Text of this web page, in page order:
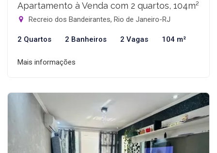
Apartamento à Venda com 2 quartos, 104m²
Recreio dos Bandeirantes, Rio de Janeiro-RJ
2 Quartos 2 Banheiros 2 Vagas 104 m²
Mais informações